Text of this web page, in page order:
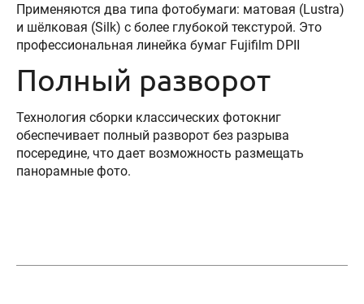
Применяются два типа фотобумаги: матовая (Lustra)
и шёлковая (Silk) с более глубокой текстурой. Это
профессиональная линейка бумаг Fujifilm DPII
Полный разворот
Технология сборки классических фотокниг
обеспечивает полный разворот без разрыва
посередине, что дает возможность размещать
панорамные фото.